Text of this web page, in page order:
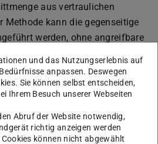
aus vertraulichen
Methode kann die gegenseitige
werden, ohne angreifbare
auf Apple-Geräten
zeigen, dass die Performance
konkurrieren kann: Die
liegt weit unter
und das Nutzungserlebnis auf
anpassen. Deswegen
Sie können selbst entscheiden,
Ihrem Besuch unserer Webseiten
Abruf der Website notwendig,
richtig anzeigen werden
können nicht abgewählt